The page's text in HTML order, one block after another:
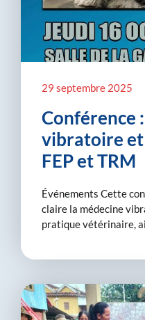
29 septembre 2025
Conférence
vibratoire
FEP et TRM
Événements Cette
claire la médecine
pratique vétérinaire,